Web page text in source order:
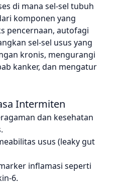
di mana sel-sel tubuh
komponen yang
pencernaan, autofagi
sel-sel usus yang
kronis, mengurangi
kanker, dan mengatur
Intermiten
dan kesehatan
usus (leaky gut
inflamasi seperti
6.